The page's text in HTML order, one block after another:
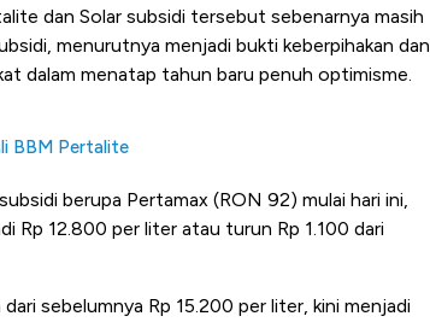
dan Solar subsidi tersebut sebenarnya masih
menurutnya menjadi bukti keberpihakan dan
dalam menatap tahun baru penuh optimisme.
BBM Pertalite
berupa Pertamax (RON 92) mulai hari ini,
Rp 12.800 per liter atau turun Rp 1.100 dari
sebelumnya Rp 15.200 per liter, kini menjadi